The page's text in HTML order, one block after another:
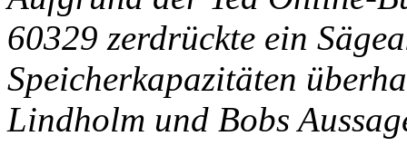
60329 zerdrückte ein
Speicherkapazitäten
Lindholm und Bobs